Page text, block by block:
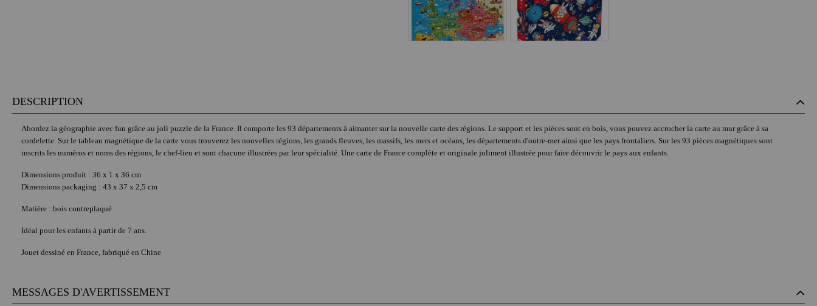
DESCRIPTION
Abordez la géographie avec fun grâce au joli puzzle de la France. Il comporte les 93 départements à aimanter sur la nouvelle carte des régions. Le support et les pièces sont en bois, vous pouvez accrocher la carte au mur grâce à sa
cordelette. Sur le tableau magnétique de la carte vous trouverez les nouvelles régions, les grands fleuves, les massifs, les mers et océans, les départements d'outre-mer ainsi que les pays frontaliers. Sur les 93 pièces magnétiques sont
inscrits les numéros et noms des régions, le chef-lieu et sont chacune illustrées par leur spécialité. Une carte de France complète et originale joliment illustrée pour faire découvrir le pays aux enfants.
Dimensions produit : 36 x 1 x 36 cm
Dimensions packaging : 43 x 37 x 2,5 cm
Matière : bois contreplaqué
Idéal pour les enfants à partir de 7 ans.
Jouet dessiné en France, fabriqué en Chine
MESSAGES D'AVERTISSEMENT